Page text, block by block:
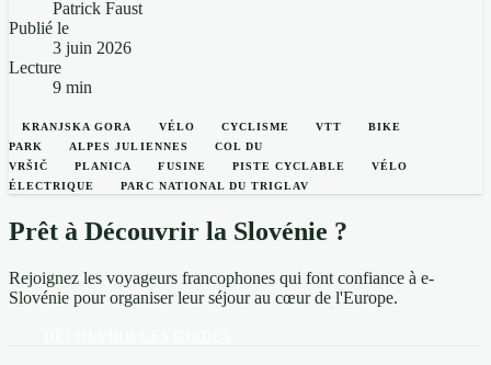
Patrick Faust
Publié le
3 juin 2026
Lecture
9 min
KRANJSKA GORA VÉLO CYCLISME VTT
BIKE
PARK
ALPES JULIENNES
COL DU
VRŠIČ
PLANICA FUSINE PISTE CYCLABLE
VÉLO
ÉLECTRIQUE
PARC NATIONAL DU TRIGLAV
Prêt à Découvrir la Slovénie ?
Rejoignez les voyageurs francophones qui font confiance à e-
Slovénie pour organiser leur séjour au cœur de l'Europe.